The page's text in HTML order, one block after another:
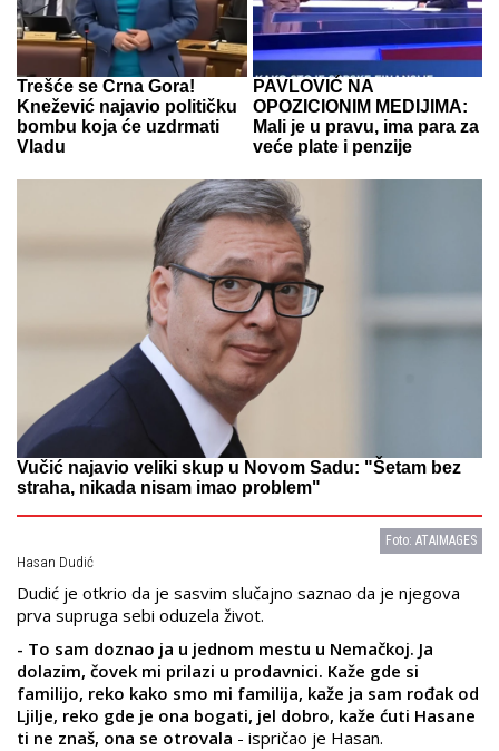
Foto: ATAIMAGES
Trešće se Crna Gora!
Knežević najavio političku
bombu koja će uzdrmati
Vladu
PAVLOVIĆ NA
OPOZICIONIM MEDIJIMA:
Mali je u pravu, ima para za
veće plate i penzije
Vučić najavio veliki skup u Novom Sadu: "Šetam bez
straha, nikada nisam imao problem"
Hasan Dudić
Dudić je otkrio da je sasvim slučajno saznao da je njegova
prva supruga sebi oduzela život.
- To sam doznao ja u jednom mestu u Nemačkoj. Ja
dolazim, čovek mi prilazi u prodavnici. Kaže gde si
familijo, reko kako smo mi familija, kaže ja sam rođak od
Ljilje, reko gde je ona bogati, jel dobro, kaže ćuti Hasane
ti ne znaš, ona se otrovala - ispričao je Hasan.